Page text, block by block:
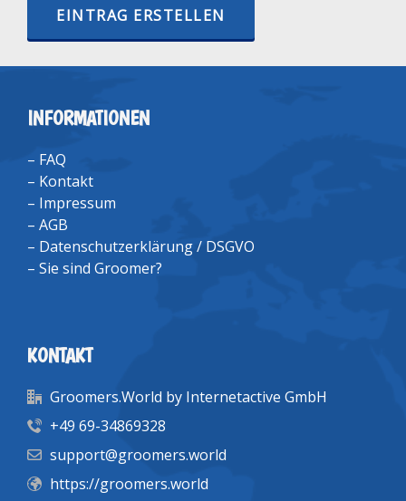
EINTRAG ERSTELLEN
INFORMATIONEN
– FAQ
– Kontakt
– Impressum
– AGB
– Datenschutzerklärung / DSGVO
– Sie sind Groomer?
KONTAKT
Groomers.World by Internetactive GmbH
+49 69-34869328
support@groomers.world
https://groomers.world